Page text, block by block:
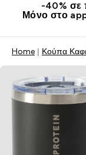
-40% σε
Μόνο στο
Home Κούπα